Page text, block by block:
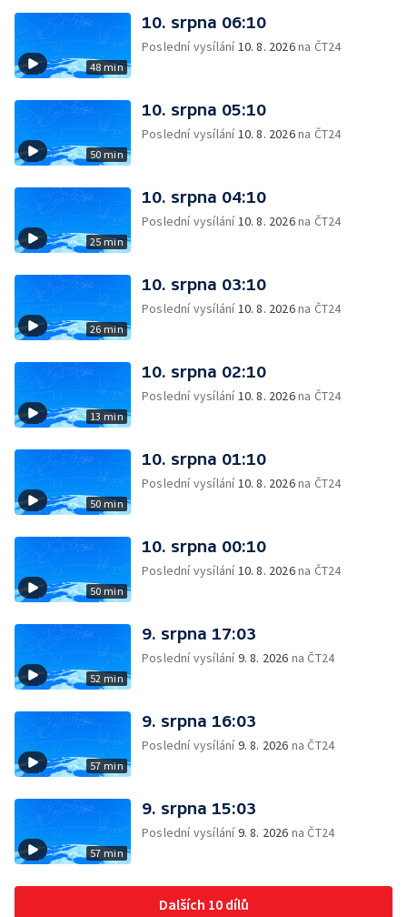
48 min
10. srpna 06:10
Poslední vysílání10. 8. 2026na ČT24
50 min
10. srpna 05:10
Poslední vysílání10. 8. 2026na ČT24
25 min
10. srpna 04:10
Poslední vysílání10. 8. 2026na ČT24
26 min
10. srpna 03:10
Poslední vysílání10. 8. 2026na ČT24
13 min
10. srpna 02:10
Poslední vysílání10. 8. 2026na ČT24
50 min
10. srpna 01:10
Poslední vysílání10. 8. 2026na ČT24
50 min
10. srpna 00:10
Poslední vysílání10. 8. 2026na ČT24
52 min
9. srpna 17:03
Poslední vysílání9. 8. 2026 na ČT24
57 min
9. srpna 16:03
Poslední vysílání9. 8. 2026 na ČT24
57 min
9. srpna 15:03
Poslední vysílání9. 8. 2026 na ČT24
Dalších 10 dílů